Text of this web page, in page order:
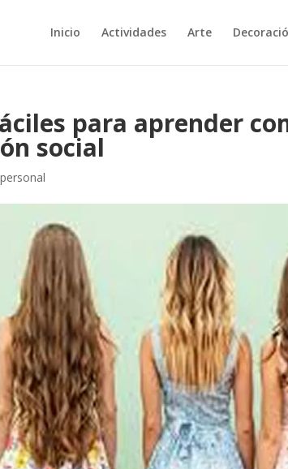
Inicio Actividades Arte
para aprender
social